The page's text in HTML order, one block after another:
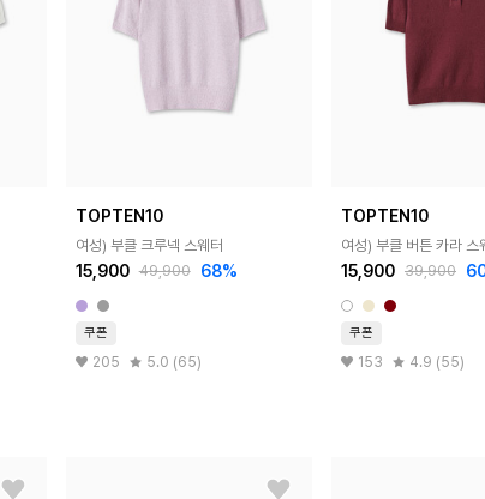
TOPTEN10
여성) 부클 크루넥 스웨터
15,900 49,900 68%
쿠폰
205 5.0 (65)
TOPTEN10
여성) 부클 버튼 카라 스
15,900 39,900
쿠폰
153 4.9 (55)